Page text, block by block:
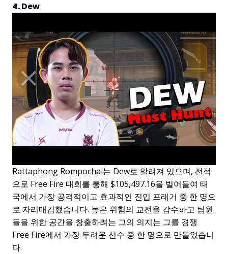
4. Dew
Rattaphong Rompochai는 Dew로 알려져 있으며, 전적
으로 Free Fire 대회를 통해 $105,497.16을 벌어들여 태
국에서 가장 공격적이고 효과적인 진입 프래거 중 한 명으
로 자리매김했습니다. 높은 위험의 교전을 감수하고 팀원
들을 위한 공간을 창출하려는 그의 의지는 그를 경쟁
Free Fire에서 가장 두려운 선수 중 한 명으로 만들었습니
다.